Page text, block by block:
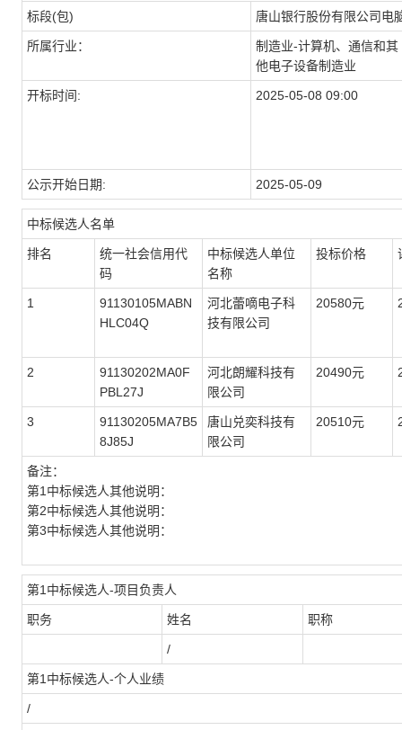
标段(包) 唐山银行股份有限公司电
所属行业：
制造业-计算机、通信和其
他电子设备制造业
开标时间: 2025-05-08 09:00
公示开始日期: 2025-05-09
中标候选人名单
排名
统一社会信用代
码
中标候选人单位
名称
投标价格
1
91130105MABN
HLC04Q
河北蕾嘀电子科
技有限公司
20580元
2
91130202MA0F
PBL27J
河北朗耀科技有
限公司
20490元
3
91130205MA7B5
8J85J
唐山兑奕科技有
限公司
20510元
备注：
第1中标候选人其他说明：
第2中标候选人其他说明：
第3中标候选人其他说明：
第1中标候选人-项目负责人
职务 姓名 职称
/
第1中标候选人-个人业绩
/